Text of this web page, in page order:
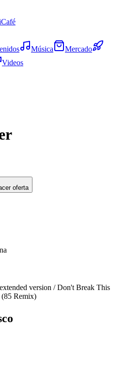
Música
Mercado
Videos
oferta
version / Don't Break This
Remix)